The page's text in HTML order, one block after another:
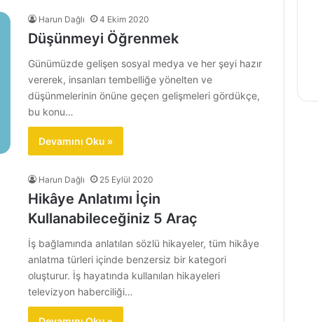
Harun Dağlı 4 Ekim 2020
Düşünmeyi Öğrenmek
Günümüzde gelişen sosyal medya ve her şeyi hazır
vererek, insanları tembelliğe yönelten ve
düşünmelerinin önüne geçen gelişmeleri gördükçe,
bu konu…
Devamını Oku »
Harun Dağlı 25 Eylül 2020
Hikâye Anlatımı İçin
Kullanabileceğiniz 5 Araç
İş bağlamında anlatılan sözlü hikayeler, tüm hikâye
anlatma türleri içinde benzersiz bir kategori
oluşturur. İş hayatında kullanılan hikayeleri
televizyon haberciliği…